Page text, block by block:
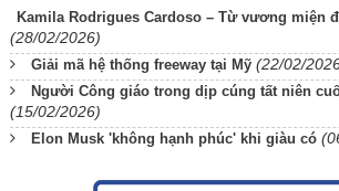
Kamila Rodrigues Cardoso – Từ vương miện
(28/02/2026)
Giải mã hệ thống freeway tại Mỹ (22/02/
Người Công giáo trong dịp cúng tất niên
(15/02/2026)
Elon Musk 'không hạnh phúc' khi giàu có